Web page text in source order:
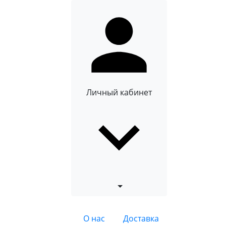
Личный кабинет
О нас
Доставка